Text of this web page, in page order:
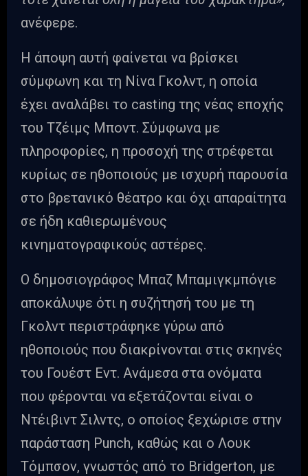
ανέφερε.
Η άποψη αυτή φαίνεται να βρίσκει
σύμφωνη και τη Νίνα Γκολντ, η οποία
έχει αναλάβει το casting της νέας εποχής
του Τζέιμς Μποντ. Σύμφωνα με
πληροφορίες, η προσοχή της στρέφεται
κυρίως σε ηθοποιούς με ισχυρή παρουσία
στο βρετανικό θέατρο και όχι απαραίτητα
σε ήδη καθιερωμένους
κινηματογραφικούς αστέρες.
Ο δημοσιογράφος Μπαζ Μπαμιγκμπόγιε
αποκάλυψε ότι η συζήτησή του με τη
Γκολντ περιστράφηκε γύρω από
ηθοποιούς που διακρίνονται στις σκηνές
του Γουέστ Εντ. Ανάμεσα στα ονόματα
που φέρονται να εξετάζονται είναι ο
Ντέιβιντ Σιλντς, ο οποίος ξεχώρισε στην
παράσταση Punch, καθώς και ο Λουκ
Τόμπσον, γνωστός από το Bridgerton, με